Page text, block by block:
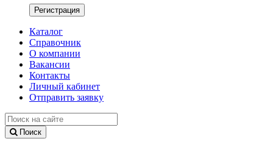
Регистрация
Каталог
Справочник
О компании
Вакансии
Контакты
Личный кабинет
Отправить заявку
Поиск